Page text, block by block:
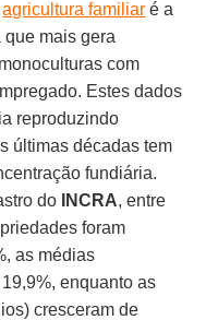
agricultura familiar é a
mais gera
com
Estes dados
reproduzindo
últimas décadas tem
fundiária.
do
INCRA, entre
foram
as médias
enquanto as
cresceram de